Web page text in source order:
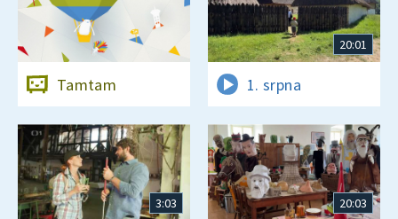
Tamtam
20:01
1. srpna
3:03 20:03